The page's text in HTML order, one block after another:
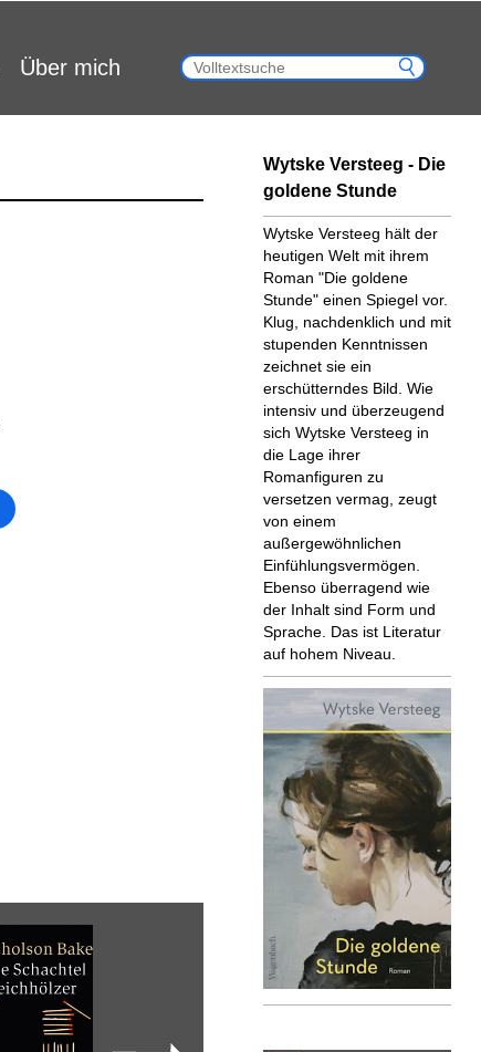
Über mich
Wytske Versteeg - Die
goldene Stunde
Wytske Versteeg hält der
heutigen Welt mit ihrem
Roman "Die goldene
Stunde" einen Spiegel vor.
Klug, nachdenklich und mit
stupenden Kenntnissen
zeichnet sie ein
erschütterndes Bild. Wie
intensiv und überzeugend
sich Wytske Versteeg in
die Lage ihrer
Romanfiguren zu
versetzen vermag, zeugt
von einem
außergewöhnlichen
Einfühlungsvermögen.
Ebenso überragend wie
der Inhalt sind Form und
Sprache. Das ist Literatur
auf hohem Niveau.